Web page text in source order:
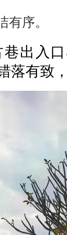
有序。
出入
落有致